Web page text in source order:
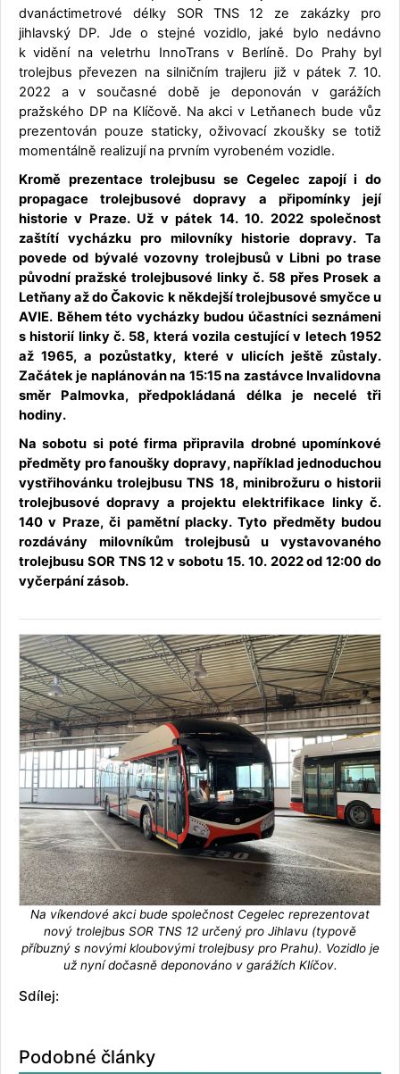
dvanáctimetrové délky SOR TNS 12 ze zakázky pro
jihlavský DP. Jde o stejné vozidlo, jaké bylo nedávno
k vidění na veletrhu InnoTrans v Berlíně. Do Prahy byl
trolejbus převezen na silničním trajleru již v pátek 7. 10.
2022 a v současné době je deponován v garážích
pražského DP na Klíčově. Na akci v Letňanech bude vůz
prezentován pouze staticky, oživovací zkoušky se totiž
momentálně realizují na prvním vyrobeném vozidle.
Kromě prezentace trolejbusu se Cegelec zapojí i do
propagace trolejbusové dopravy a připomínky její
historie v Praze. Už v pátek 14. 10. 2022 společnost
zaštítí vycházku pro milovníky historie dopravy. Ta
povede od bývalé vozovny trolejbusů v Libni po trase
původní pražské trolejbusové linky č. 58 přes Prosek a
Letňany až do Čakovic k někdejší trolejbusové smyčce u
AVIE. Během této vycházky budou účastníci seznámeni
s historií linky č. 58, která vozila cestující v letech 1952
až 1965, a pozůstatky, které v ulicích ještě zůstaly.
Začátek je naplánován na 15:15 na zastávce Invalidovna
směr Palmovka, předpokládaná délka je necelé tři
hodiny.
Na sobotu si poté firma připravila drobné upomínkové
předměty pro fanoušky dopravy, například jednoduchou
vystřihovánku trolejbusu TNS 18, minibrožuru o historii
trolejbusové dopravy a projektu elektrifikace linky č.
140 v Praze, či pamětní placky. Tyto předměty budou
rozdávány milovníkům trolejbusů u vystavovaného
trolejbusu SOR TNS 12 v sobotu 15. 10. 2022 od 12:00 do
vyčerpání zásob.
Na víkendové akci bude společnost Cegelec reprezentovat
nový trolejbus SOR TNS 12 určený pro Jihlavu (typově
příbuzný s novými kloubovými trolejbusy pro Prahu). Vozidlo je
už nyní dočasně deponováno v garážích Klíčov.
Sdílej:
Podobné články